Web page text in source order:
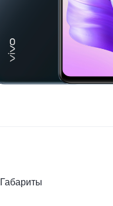
Габариты